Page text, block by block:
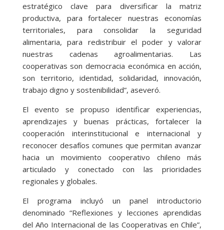
estratégico clave para diversificar la matriz
productiva, para fortalecer nuestras economías
territoriales, para consolidar la seguridad
alimentaria, para redistribuir el poder y valorar
nuestras cadenas agroalimentarias. Las
cooperativas son democracia económica en acción,
son territorio, identidad, solidaridad, innovación,
trabajo digno y sostenibilidad”, aseveró.
El evento se propuso identificar experiencias,
aprendizajes y buenas prácticas, fortalecer la
cooperación interinstitucional e internacional y
reconocer desafíos comunes que permitan avanzar
hacia un movimiento cooperativo chileno más
articulado y conectado con las prioridades
regionales y globales.
El programa incluyó un panel introductorio
denominado “Reflexiones y lecciones aprendidas
del Año Internacional de las Cooperativas en Chile”,